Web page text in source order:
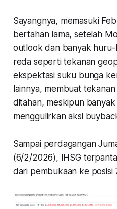
Sayangnya, memasuki
bertahan lama, setelah
outlook dan banyak
reda seperti tekanan
ekspektasi suku bunga
lainnya, membuat
ditahan, meskipun
menggulirkan aksi
Sampai perdagangan
(6/2/2026), IHSG
dari pembukaan ke posisi